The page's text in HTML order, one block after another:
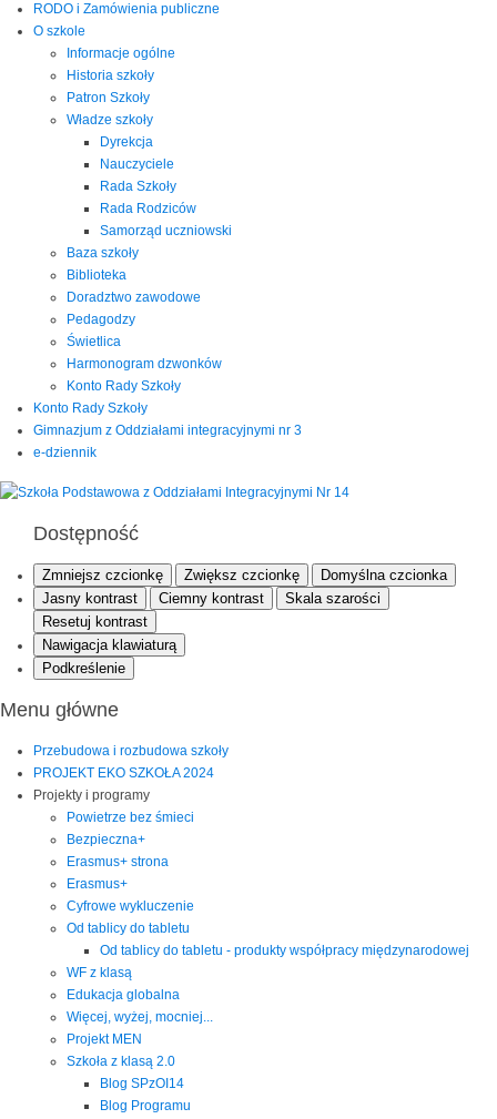
RODO i Zamówienia publiczne
O szkole
Informacje ogólne
Historia szkoły
Patron Szkoły
Władze szkoły
Dyrekcja
Nauczyciele
Rada Szkoły
Rada Rodziców
Samorząd uczniowski
Baza szkoły
Biblioteka
Doradztwo zawodowe
Pedagodzy
Świetlica
Harmonogram dzwonków
Konto Rady Szkoły
Konto Rady Szkoły
Gimnazjum z Oddziałami integracyjnymi nr 3
e-dziennik
Dostępność
Zmniejsz czcionkę Zwiększ czcionkę
Domyślna czcionka
Jasny kontrast
Ciemny kontrast
Skala szarości
Resetuj kontrast
Nawigacja klawiaturą
Podkreślenie
Menu główne
Przebudowa i rozbudowa szkoły
PROJEKT EKO SZKOŁA 2024
Projekty i programy
Powietrze bez śmieci
Bezpieczna+
Erasmus+ strona
Erasmus+
Cyfrowe wykluczenie
Od tablicy do tabletu
Od tablicy do tabletu - produkty współpracy międzynarodowej
WF z klasą
Edukacja globalna
Więcej, wyżej, mocniej...
Projekt MEN
Szkoła z klasą 2.0
Blog SPzOI14
Blog Programu